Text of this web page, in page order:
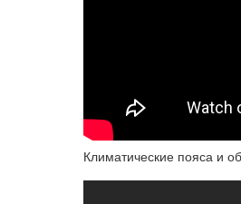
Климатические пояса и